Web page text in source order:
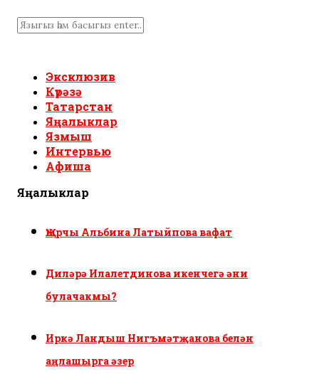
Эксклюзив
Күрәзә
Татарстан
Яңалыклар
Язмыш
Интервью
Афиша
Яңалыклар
Җырчы Альбина Латыйпова вафат
Диләрә Илалетдинова икенчегә әни
булачакмы?
Иркә Ландыш Нигъмәтҗанова белән
аңлашырга әзер